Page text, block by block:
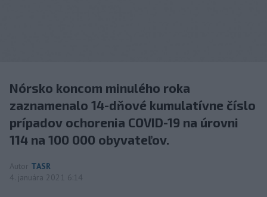
Nórsko koncom minulého roka
zaznamenalo 14-dňové kumulatívne číslo
prípadov ochorenia COVID-19 na úrovni
114 na 100 000 obyvateľov.
Autor TASR
4. januára 2021 6:14